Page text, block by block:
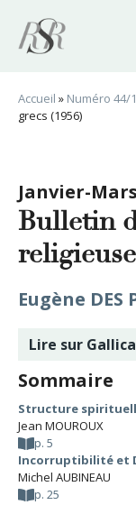
contenu
Accueil » Numéro 44/1
grecs (1956)
Janvier-
Bulletin
Eugène DES
Lire sur Gallica
Sommaire
Structure
Jean MOUROUX
p. 5
Incorruptibilité et
Michel AUBINEAU
p. 25